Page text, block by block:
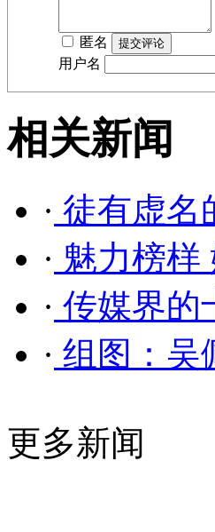
匿名
用户名
相关新闻
· 徒有虚名
· 魅力榜样
· 传媒界的
· 组图：吴
更多新闻